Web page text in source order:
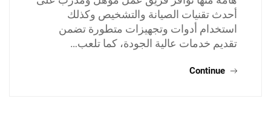
أحدث تقنيات الصيانة والتشخيص وكذلك
استخدام أدوات وتجهيزات متطورة تضمن
تقديم خدمات عالية الجودة، كما تلعب…
Continue